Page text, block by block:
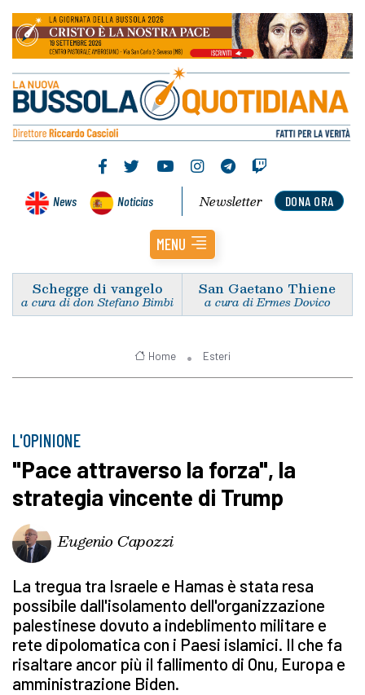
News Noticias DONA ORA
Newsletter
MENU
Schegge di vangelo
a cura di don Stefano Bimbi
San Gaetano Thiene
a cura di Ermes Dovico
Home Esteri
L'OPINIONE
"Pace attraverso la forza", la
strategia vincente di Trump
Eugenio Capozzi
La tregua tra Israele e Hamas è stata resa
possibile dall'isolamento dell'organizzazione
palestinese dovuto a indeblimento militare e
rete dipolomatica con i Paesi islamici. Il che fa
risaltare ancor più il fallimento di Onu, Europa e
amministrazione Biden.